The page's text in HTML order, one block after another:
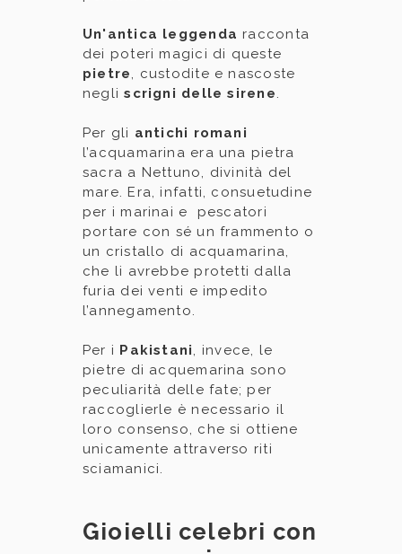
Un'antica leggenda racconta
dei poteri magici di queste
pietre, custodite e nascoste
negliscrigni delle sirene.
Per gli antichi romani
l’acquamarina era una pietra
sacra a Nettuno, divinità del
mare. Era, infatti, consuetudine
per i marinai e pescatori
portare con sé un frammento o
un cristallo di acquamarina,
che li avrebbe protetti dalla
furia dei venti e impedito
l’annegamento.
Per i Pakistani, invece, le
pietre di acquemarina sono
peculiarità delle fate; per
raccoglierle è necessario il
loro consenso, che si ottiene
unicamente attraverso riti
sciamanici.
Gioielli celebri con